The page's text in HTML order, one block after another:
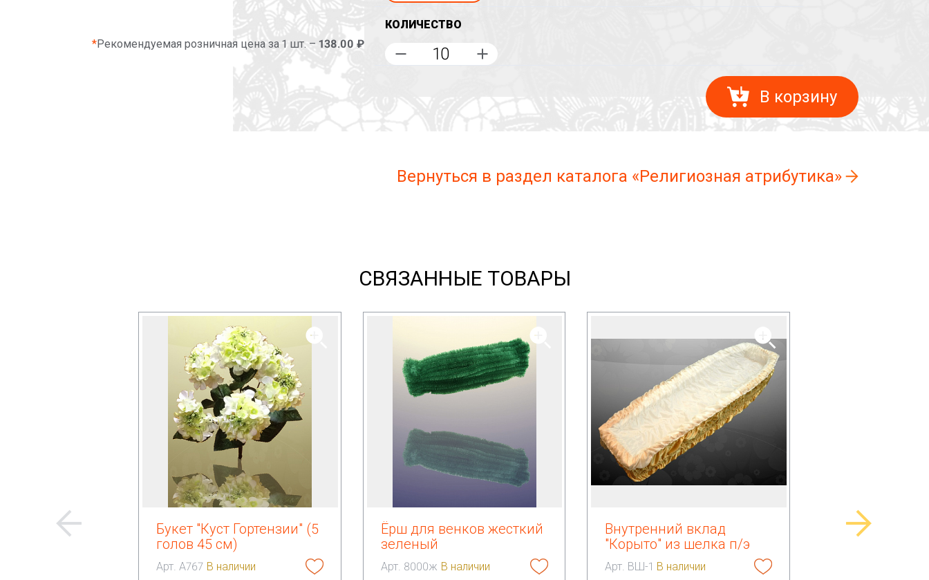
*Рекомендуемая розничная цена за 1 шт. – 138.00 ₽
КОЛИЧЕСТВО
В корзину
Вернуться в раздел каталога «Религиозная атрибутика»
СВЯЗАННЫЕ ТОВАРЫ
Букет "Куст Гортензии" (5
голов 45 см)
Арт. А767 В наличии
Ёрш для венков жесткий
зеленый
Арт. 8000ж В наличии
Внутренний вклад
"Корыто" из шелка п/э
Арт. ВШ-1 В наличии